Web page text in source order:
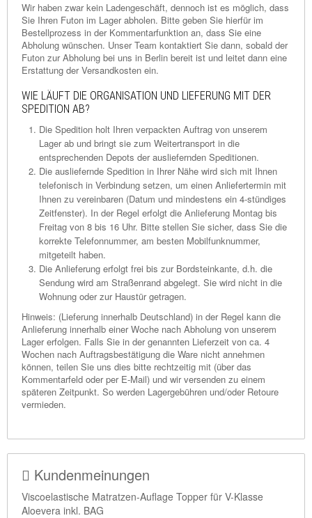
Wir haben zwar kein Ladengeschäft, dennoch ist es möglich, dass
Sie Ihren Futon im Lager abholen. Bitte geben Sie hierfür im
Bestellprozess in der Kommentarfunktion an, dass Sie eine
Abholung wünschen. Unser Team kontaktiert Sie dann, sobald der
Futon zur Abholung bei uns in Berlin bereit ist und leitet dann eine
Erstattung der Versandkosten ein.
WIE LÄUFT DIE ORGANISATION UND LIEFERUNG MIT DER
SPEDITION AB?
Die Spedition holt Ihren verpackten Auftrag von unserem
Lager ab und bringt sie zum Weitertransport in die
entsprechenden Depots der ausliefernden Speditionen.
Die ausliefernde Spedition in Ihrer Nähe wird sich mit Ihnen
telefonisch in Verbindung setzen, um einen Anliefertermin mit
Ihnen zu vereinbaren (Datum und mindestens ein 4-stündiges
Zeitfenster). In der Regel erfolgt die Anlieferung Montag bis
Freitag von 8 bis 16 Uhr. Bitte stellen Sie sicher, dass Sie die
korrekte Telefonnummer, am besten Mobilfunknummer,
mitgeteilt haben.
Die Anlieferung erfolgt frei bis zur Bordsteinkante, d.h. die
Sendung wird am Straßenrand abgelegt. Sie wird nicht in die
Wohnung oder zur Haustür getragen.
Hinweis: (Lieferung innerhalb Deutschland) in der Regel kann die
Anlieferung innerhalb einer Woche nach Abholung von unserem
Lager erfolgen. Falls Sie in der genannten Lieferzeit von ca. 4
Wochen nach Auftragsbestätigung die Ware nicht annehmen
können, teilen Sie uns dies bitte rechtzeitig mit (über das
Kommentarfeld oder per E-Mail) und wir versenden zu einem
späteren Zeitpunkt. So werden Lagergebühren und/oder Retoure
vermieden.
Kundenmeinungen
Viscoelastische Matratzen-Auflage Topper für V-Klasse
Aloevera inkl. BAG